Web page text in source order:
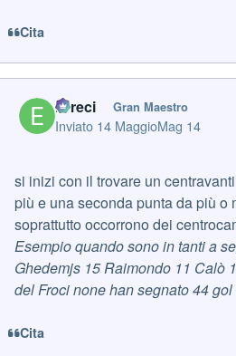
Cita
Erreci Gran Maestro
Inviato 14 MaggioMag 14
si inizi con il trovare un
più e una seconda punta da più o
soprattutto occorrono dei
Esempio quando sono in tanti a
Ghedemjs 15 Raimondo 11 Calò
del Froci none han segnato 44
Cita